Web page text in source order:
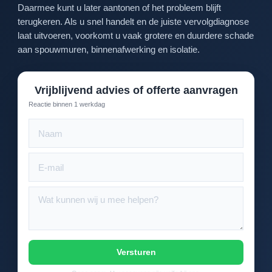
Daarmee kunt u later aantonen of het probleem blijft
terugkeren. Als u snel handelt en de juiste vervolgdiagnose
laat uitvoeren, voorkomt u vaak grotere en duurdere schade
aan spouwmuren, binnenafwerking en isolatie.
Vrijblijvend advies of offerte aanvragen
Reactie binnen 1 werkdag
Versturen